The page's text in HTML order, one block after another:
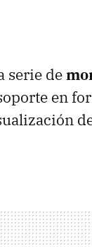
serie de
en